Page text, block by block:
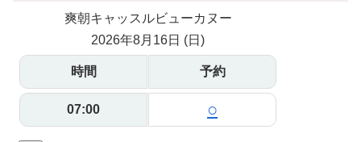
爽朝キャッスルビューカヌー
2026年8月16日 (日)
時間 予約
07:00 ○